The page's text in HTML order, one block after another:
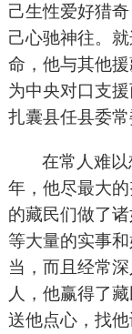
己生性爱好猎
己心驰神往。
命，他与其他
为中央对口支
扎囊县任县委常
在常人难
年，他尽最大
的藏民们做了
等大量的实事
当，而且经常
人，他赢得了
送他点心，找